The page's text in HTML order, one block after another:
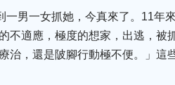
男一女抓她，今真來了。11年
不適應，極度的想家，出逃，被
治，還是陂腳行動極不便。」這